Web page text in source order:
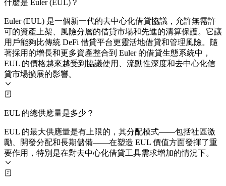
什麼是 Euler (EUL)？
Euler (EUL) 是一個新一代的去中心化借貸協議，允許無需許
可的資產上架、風險分層的借貸市場和先進的清算保護。它讓
用戶能夠比傳統 DeFi 借貸平台更靈活地借貸和管理風險。隨
著採用的增長和更多資產整合到 Euler 的借貸生態系統中，
EUL 的價格越來越受到協議使用、流動性深度和去中心化信
貸市場擴展的影響。
EUL 的總供應量是多少？
EUL 的最大供應量是有上限的，其分配模式——包括社區激
勵、開發分配和長期儲備——在塑造 EUL 價值方面發揮了重
要作用，特別是在對去中心化借貸工具需求增加的情況下。